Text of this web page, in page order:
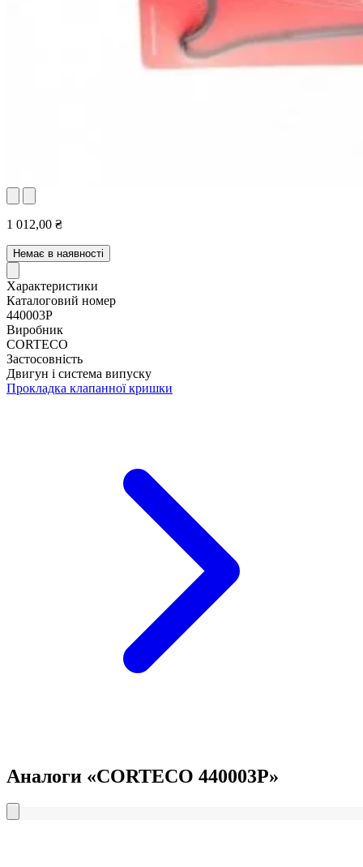
1 012,00 ₴
Немає в наявності
Характеристики
Каталоговий номер
440003P
Виробник
CORTECO
Застосовність
Двигун і система випуску
Прокладка клапанної кришки
Аналоги «CORTECO 440003P»